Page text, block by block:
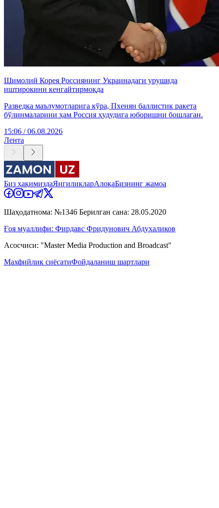
Шимолий Корея Россиянинг Украинадаги урушида
иштирокини кенгайтирмоқда
Разведка маълумотларига кўра, Пхенян баллистик ракета
бўлинмаларини ҳам Россия ҳудудига юборишни бошлаган.
15:06 / 06.08.2026
Лента
Биз ҳақимиздаЯнгиликларАлоқаБизнинг жамоа
Шаҳодатнома: №1346 Берилган сана: 28.05.2020
Ғоя муаллифи: Фирдавс Фридунович Абдухаликов
Асосчиси: "Master Media Production and Broadcast"
Махфийлик сиёсатиФойдаланиш шартлари